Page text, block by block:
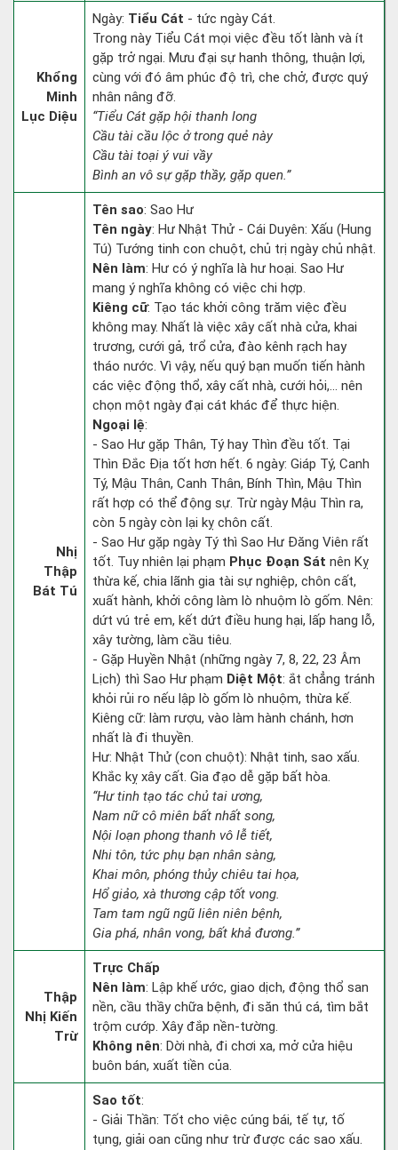
Khổng
Minh
Lục Diệu
Ngày: Tiểu Cát - tức ngày Cát.
Trong này Tiểu Cát mọi việc đều tốt lành và ít
gặp trở ngại. Mưu đại sự hanh thông, thuận lợi,
cùng với đó âm phúc độ trì, che chở, được quý
nhân nâng đỡ.
“Tiểu Cát gặp hội thanh long
Cầu tài cầu lộc ở trong quẻ này
Cầu tài toại ý vui vầy
Bình an vô sự gặp thầy, gặp quen.”
Nhị
Thập
Bát Tú
Tên sao: Sao Hư
Tên ngày: Hư Nhật Thử - Cái Duyên: Xấu (Hung
Tú) Tướng tinh con chuột, chủ trị ngày chủ nhật.
Nên làm: Hư có ý nghĩa là hư hoại. Sao Hư
mang ý nghĩa không có việc chi hợp.
Kiêng cữ: Tạo tác khởi công trăm việc đều
không may. Nhất là việc xây cất nhà cửa, khai
trương, cưới gả, trổ cửa, đào kênh rạch hay
tháo nước. Vì vậy, nếu quý bạn muốn tiến hành
các việc động thổ, xây cất nhà, cưới hỏi,... nên
chọn một ngày đại cát khác để thực hiện.
Ngoại lệ:
- Sao Hư gặp Thân, Tý hay Thìn đều tốt. Tại
Thìn Đắc Địa tốt hơn hết. 6 ngày: Giáp Tý, Canh
Tý, Mậu Thân, Canh Thân, Bính Thìn, Mậu Thìn
rất hợp có thể động sự. Trừ ngày Mậu Thìn ra,
còn 5 ngày còn lại kỵ chôn cất.
- Sao Hư gặp ngày Tý thì Sao Hư Đăng Viên rất
tốt. Tuy nhiên lại phạm Phục Đoạn Sát nên Kỵ
thừa kế, chia lãnh gia tài sự nghiệp, chôn cất,
xuất hành, khởi công làm lò nhuộm lò gốm. Nên:
dứt vú trẻ em, kết dứt điều hung hại, lấp hang lỗ,
xây tường, làm cầu tiêu.
- Gặp Huyền Nhật (những ngày 7, 8, 22, 23 Âm
Lịch) thì Sao Hư phạm Diệt Một: ắt chẳng tránh
khỏi rủi ro nếu lập lò gốm lò nhuộm, thừa kế.
Kiêng cữ: làm rượu, vào làm hành chánh, hơn
nhất là đi thuyền.
Hư: Nhật Thử (con chuột): Nhật tinh, sao xấu.
Khắc kỵ xây cất. Gia đạo dễ gặp bất hòa.
“Hư tinh tạo tác chủ tai ương,
Nam nữ cô miên bất nhất song,
Nội loạn phong thanh vô lễ tiết,
Nhi tôn, tức phụ bạn nhân sàng,
Khai môn, phóng thủy chiêu tai họa,
Hổ giảo, xà thương cập tốt vong.
Tam tam ngũ ngũ liên niên bệnh,
Gia phá, nhân vong, bất khả đương.”
Thập
Nhị Kiến
Trừ
Trực Chấp
Nên làm: Lập khế ước, giao dịch, động thổ san
nền, cầu thầy chữa bệnh, đi săn thú cá, tìm bắt
trộm cướp. Xây đắp nền-tường.
Không nên: Dời nhà, đi chơi xa, mở cửa hiệu
buôn bán, xuất tiền của.
Sao tốt:
- Giải Thần: Tốt cho việc cúng bái, tế tự, tố
tụng, giải oan cũng như trừ được các sao xấu.